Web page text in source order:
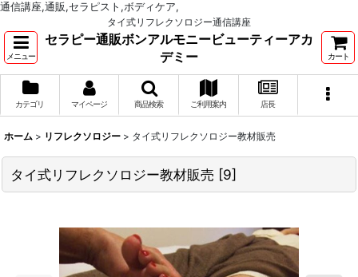
通信講座,通販,セラピスト,ボディケア,
タイ式リフレクソロジー通信講座
メニュー
セラピー通販ボンアルモニービューティーアカ
デミー
カート
カテゴリ マイページ 商品検索 ご利用案内 店長
ホーム > リフレクソロジー > タイ式リフレクソロジー教材販売
タイ式リフレクソロジー教材販売 [9]